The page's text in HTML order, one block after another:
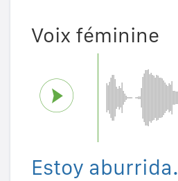
Voix féminine
Estoy aburrida.